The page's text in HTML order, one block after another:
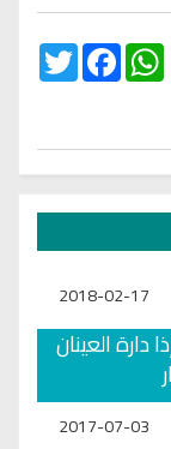
Twitter
FacebookWhatsApp
2018-02-17
دارة العينان
2017-07-03